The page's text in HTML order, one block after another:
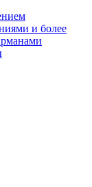
и более